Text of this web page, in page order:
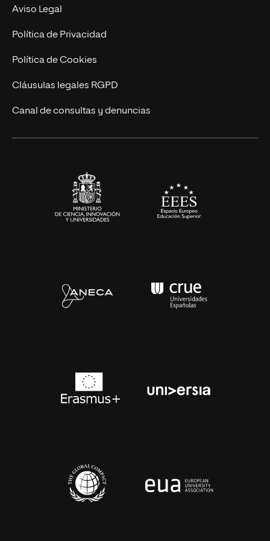
Experto Universitario
Postgrados
Cursos Universitarios
Nuestro Equipo
Trabaja en UNIR
Actualidad
UNIR Revista
Eventos
Aviso Legal
Política de Privacidad
Política de Cookies
Cláusulas legales RGPD
Canal de consultas y denuncias